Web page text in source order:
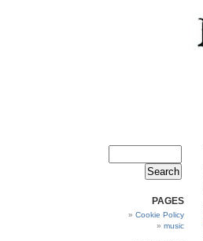
PAGES
Cookie Policy
music